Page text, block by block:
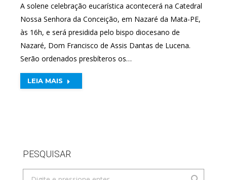
A solene celebração eucarística acontecerá na Catedral
Nossa Senhora da Conceição, em Nazaré da Mata-PE,
às 16h, e será presidida pelo bispo diocesano de
Nazaré, Dom Francisco de Assis Dantas de Lucena.
Serão ordenados presbíteros os…
LEIA MAIS
PESQUISAR
Search: